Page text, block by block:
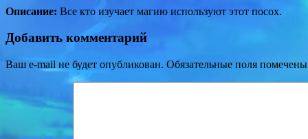
Описание: Все кто изучает магию используют этот посох.
Добавить комментарий
Ваш e-mail не будет опубликован. Обязательные поля